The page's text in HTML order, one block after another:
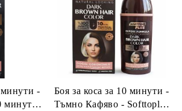
минути -
минути -
Боя за коса за 10 минути -
Тъмно Кафяво - Softtoplus